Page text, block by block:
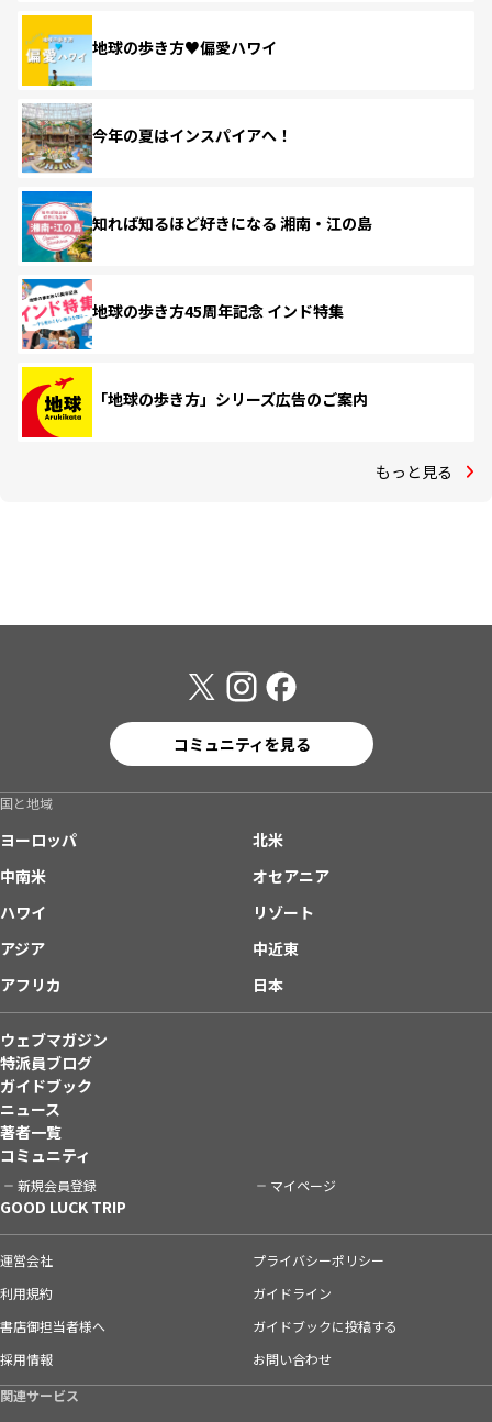
地球の歩き方♥偏愛ハワイ
今年の夏はインスパイアへ！
知れば知るほど好きになる 湘南・江の島
地球の歩き方45周年記念 インド特集
「地球の歩き方」シリーズ広告のご案内
もっと見る
コミュニティを見る
国と地域
ヨーロッパ
北米
中南米
オセアニア
ハワイ
リゾート
アジア
中近東
アフリカ
日本
ウェブマガジン
特派員ブログ
ガイドブック
ニュース
著者一覧
コミュニティ
新規会員登録 マイページ
GOOD LUCK TRIP
運営会社
プライバシーポリシー
利用規約
ガイドライン
書店御担当者様へ
ガイドブックに投稿する
採用情報
お問い合わせ
関連サービス